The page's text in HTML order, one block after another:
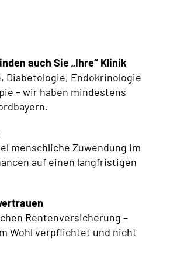
auch Sie „Ihre“ Klinik
Diabetologie, Endokrinologie
– wir haben mindestens
menschliche Zuwendung im
auf einen langfristigen
Rentenversicherung –
Wohl verpflichtet und nicht